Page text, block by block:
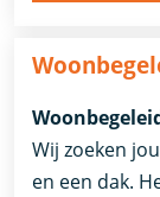
Wij zoeken
en een dak.